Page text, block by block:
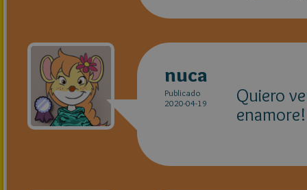
nuca
Publicado
2020-04-19
Quiero